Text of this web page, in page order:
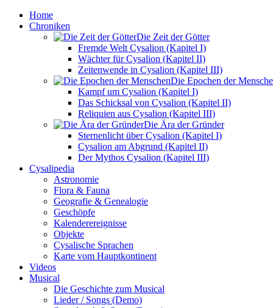
Home
Chroniken
Die Zeit der Götter
Fremde Welt Cysalion (Kapitel I)
Wächter für Cysalion (Kapitel II)
Zeitenwende in Cysalion (Kapitel III)
Die Epochen der
Kampf um Cysalion (Kapitel I)
Das Schicksal von Cysalion (Kapitel II)
Reliquien aus Cysalion (Kapitel III)
Die Ära der Gründer
Sternenlicht über Cysalion (Kapitel I)
Cysalion am Abgrund (Kapitel II)
Der Mythos Cysalion (Kapitel III)
Cysalipedia
Astronomie
Flora & Fauna
Geografie & Genealogie
Geschöpfe
Kalenderereignisse
Objekte
Cysalische Sprachen
Karte vom Hauptkontinent
Videos
Musical
Die Geschichte zum Musical
Lieder / Songs (Demo)